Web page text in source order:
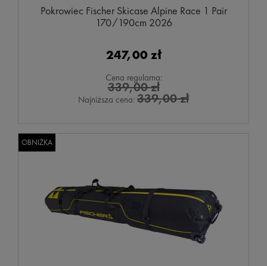
Pokrowiec Fischer Skicase Alpine Race 1 Pair
170/190cm 2026
247,00 zł
Cena regularna:
339,00 zł
Najniższa cena: 339,00 zł
OBNIŻKA